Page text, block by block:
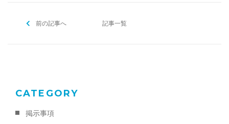
前の記事へ 記事一覧
CATEGORY
掲示事項